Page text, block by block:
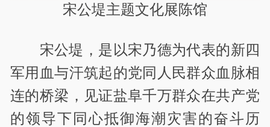
宋公堤主题文化展陈馆
宋公堤，是以宋乃德为代表的新四
军用血与汗筑起的党同人民群众血脉相
连的桥梁，见证盐阜千万群众在共产党
的领导下同心抵御海潮灾害的奋斗历